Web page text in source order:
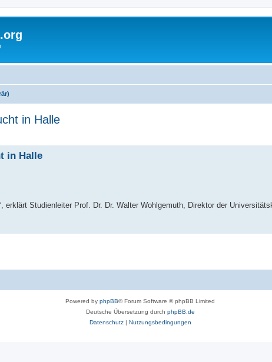
in Halle
in Halle
erklärt Studienleiter Prof. Dr. Dr. Walter Wohlgemuth, Direktor der
Powered by phpBB® Forum Software © phpBB Limited
Deutsche Übersetzung durch phpBB.de
Datenschutz| Nutzungsbedingungen